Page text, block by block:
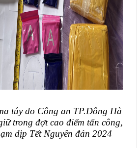
túy do Công an TP.Đông Hà
trong đợt cao điểm tấn công,
dịp Tết Nguyên đán 2024